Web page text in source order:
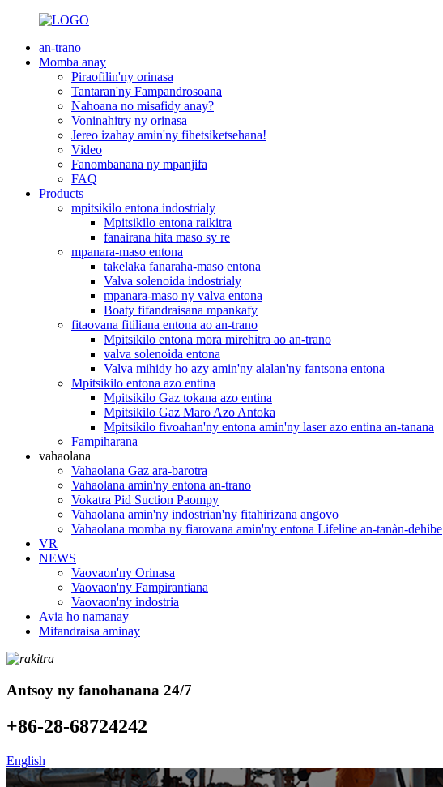
an-trano
Momba anay
Piraofilin'ny orinasa
Tantaran'ny Fampandrosoana
Nahoana no misafidy anay?
Voninahitry ny orinasa
Jereo izahay amin'ny fihetsiketsehana!
Video
Fanombanana ny mpanjifa
FAQ
Products
mpitsikilo entona indostrialy
Mpitsikilo entona raikitra
fanairana hita maso sy re
mpanara-maso entona
takelaka fanaraha-maso entona
Valva solenoida indostrialy
mpanara-maso ny valva entona
Boaty fifandraisana mpankafy
fitaovana fitiliana entona ao an-trano
Mpitsikilo entona mora mirehitra ao an-trano
valva solenoida entona
Valva mihidy ho azy amin'ny alalan'ny fantsona entona
Mpitsikilo entona azo entina
Mpitsikilo Gaz tokana azo entina
Mpitsikilo Gaz Maro Azo Antoka
Mpitsikilo fivoahan'ny entona amin'ny laser azo entina an-tanana
Fampiharana
vahaolana
Vahaolana Gaz ara-barotra
Vahaolana amin'ny entona an-trano
Vokatra Pid Suction Paompy
Vahaolana amin'ny indostrian'ny fitahirizana angovo
Vahaolana momba ny fiarovana amin'ny entona Lifeline an-tanàn-dehibe
VR
NEWS
Vaovaon'ny Orinasa
Vaovaon'ny Fampirantiana
Vaovaon'ny indostria
Avia ho namanay
Mifandraisa aminay
Antsoy ny fanohanana 24/7
+86-28-68724242
English